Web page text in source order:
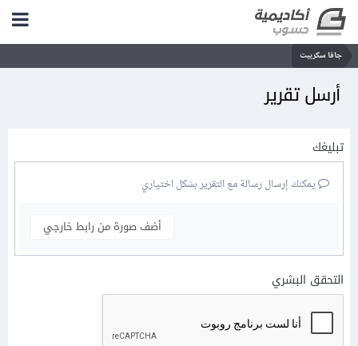
جافا سكريبت
أرسل تقرير
تبليغك
يمكنك إرسال رسالة مع التقرير بشكل اختياري
أضف صورة من رابط خارجي
التحقق البشري